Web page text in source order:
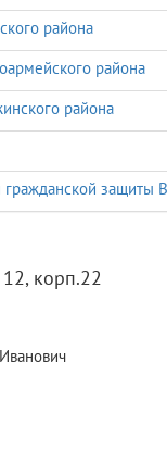
района
района
района
защиты
корп.22